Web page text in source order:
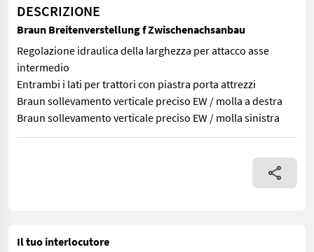
DESCRIZIONE
Braun Breitenverstellung f Zwischenachsanbau
Regolazione idraulica della larghezza per attacco asse
intermedio
Entrambi i lati per trattori con piastra porta attrezzi
Braun sollevamento verticale preciso EW / molla a destra
Braun sollevamento verticale preciso EW / molla sinistra
Regolazione idraulica della larghezza per attacco asse
Il tuo interlocutore